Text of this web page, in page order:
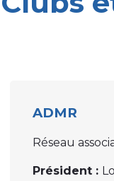
ADMR
Réseau
Président :